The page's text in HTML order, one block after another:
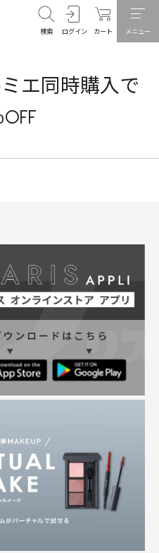
検索 ログイン カート メニュー
エ同時購入で